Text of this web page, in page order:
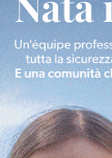
In vetrina 3
Estra
studenti
debutta il